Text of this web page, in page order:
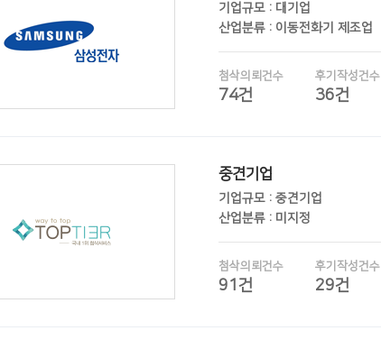
기업규모 : 대기업
산업분류 : 이동전화기 제조업
첨삭의뢰건수
74건
후기작성건수
36건
중견기업
기업규모 : 중견기업
산업분류 : 미지정
첨삭의뢰건수
91건
후기작성건수
29건